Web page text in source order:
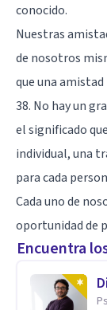
conocido.
Nuestras
de nosotros
que una
38. No hay un
el significado
individual, una
para cada
Cada uno de
oportunidad de
Encuentra